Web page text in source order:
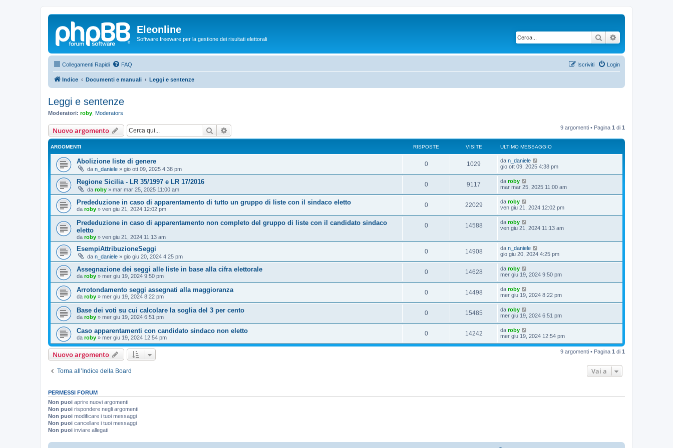
Eleonline
Software freeware per la gestione dei risultati elettorali Cerca
Collegamenti Rapidi FAQ Login
Iscriviti
Indice Documenti e manuali Leggi e sentenze
Leggi e sentenze
Moderatori: roby Moderators
Nuovo argomento Cerca 9 argomenti • Pagina 1 di 1
ARGOMENTI RISPOSTE VISITE ULTIMO MESSAGGIO
Abolizione liste di genere
da n_daniele » gio ott 09, 2025 4:38 pm
0 1029 da n_daniele
gio ott 09, 2025 4:38 pm
Regione Sicilia - LR 35/1997 e LR 17/2016
da roby » mar mar 25, 2025 11:00 am
0 9117 da roby
mar mar 25, 2025 11:00 am
Prededuzione in caso di apparentamento di tutto un gruppo di liste con il sindaco eletto
da roby » ven giu 21, 2024 12:02 pm
0 22029 da roby
ven giu 21, 2024 12:02 pm
Prededuzione in caso di apparentamento non completo del gruppo di liste con il candidato sindaco
eletto
da roby » ven giu 21, 2024 11:13 am
0 14588 da roby
ven giu 21, 2024 11:13 am
EsempiAttribuzioneSeggi
da n_daniele » gio giu 20, 2024 4:25 pm
0 14908 da n_daniele
gio giu 20, 2024 4:25 pm
Assegnazione dei seggi alle liste in base alla cifra elettorale
da roby » mer giu 19, 2024 9:50 pm
0 14628 da roby
mer giu 19, 2024 9:50 pm
Arrotondamento seggi assegnati alla maggioranza
da roby » mer giu 19, 2024 8:22 pm
0 14498 da roby
mer giu 19, 2024 8:22 pm
Base dei voti su cui calcolare la soglia del 3 per cento
da roby » mer giu 19, 2024 6:51 pm
0 15485 da roby
mer giu 19, 2024 6:51 pm
Caso apparentamenti con candidato sindaco non eletto
da roby » mer giu 19, 2024 12:54 pm
0 14242 da roby
mer giu 19, 2024 12:54 pm
Nuovo argomento 9 argomenti • Pagina 1 di 1
Torna all’Indice della Board Vai a
PERMESSI FORUM
Non puoi aprire nuovi argomenti
Non puoi rispondere negli argomenti
Non puoi modificare i tuoi messaggi
Non puoi cancellare i tuoi messaggi
Non puoi inviare allegati